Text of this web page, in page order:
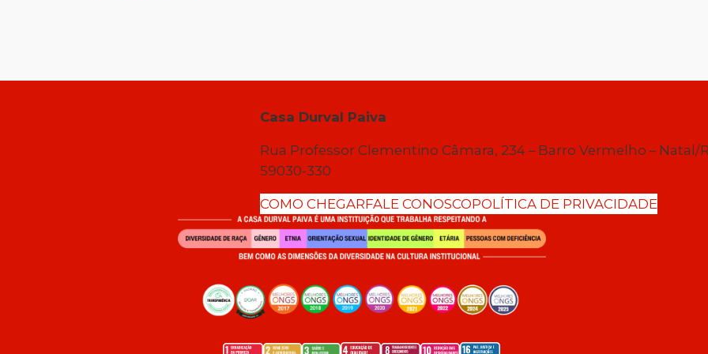
Casa Durval Paiva
Rua Professor Clementino Câmara, 234 – Barro Vermelho – Natal/
59030-330
COMO CHEGARFALE CONOSCOPOLÍTICA DE PRIVACIDADE